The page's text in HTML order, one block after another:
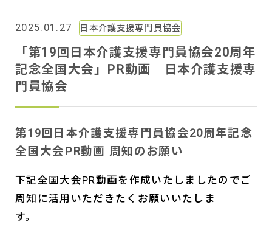
2025.01.27 日本介護支援専門員協会
「第19回日本介護支援専門員協会20周年
記念全国大会」PR動画 日本介護支援専
門員協会
第19回日本介護支援専門員協会20周年記念
全国大会PR動画 周知のお願い
下記全国大会PR動画を作成いたしましたのでご
周知に活用いただきたくお願いいたしま